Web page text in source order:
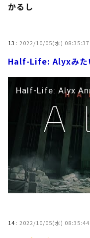
かるし
13 : 2022/10/05(水)
Half-Life: Alyxみた
Half-Life: Alyx
14 : 2022/10/05(水)